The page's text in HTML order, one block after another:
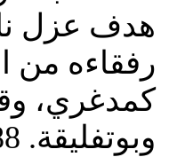
هدف عزل
رفقاءه من
كمدغري،
وبوتفليقة. 288